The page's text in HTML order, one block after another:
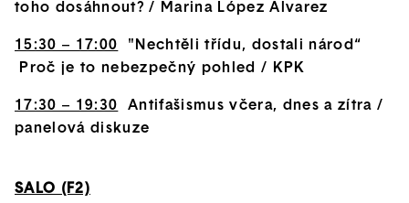
toho dosáhnout? / Marina López Álvarez
15:30 – 17:00 "Nechtěli třídu, dostali národ“
Proč je to nebezpečný pohled / KPK
17:30 – 19:30 Antifašismus včera, dnes a zítra /
panelová diskuze
SALO (F2)